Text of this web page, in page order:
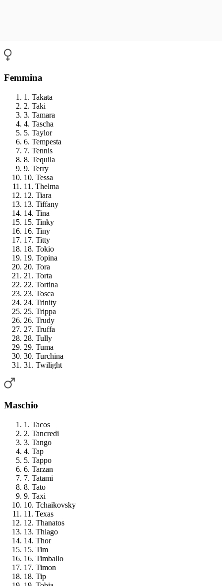
Femmina
1. Takata
2. Taki
3. Tamara
4. Tascha
5. Taylor
6. Tempesta
7. Tennis
8. Tequila
9. Terry
10. Tessa
11. Thelma
12. Tiara
13. Tiffany
14. Tina
15. Tinky
16. Tiny
17. Titty
18. Tokio
19. Topina
20. Tora
21. Torta
22. Tortina
23. Tosca
24. Trinity
25. Trippa
26. Trudy
27. Truffa
28. Tully
29. Tuma
30. Turchina
31. Twilight
Maschio
1. Tacos
2. Tancredi
3. Tango
4. Tap
5. Tappo
6. Tarzan
7. Tatami
8. Tato
9. Taxi
10. Tchaikovsky
11. Texas
12. Thanatos
13. Thiago
14. Thor
15. Tim
16. Timballo
17. Timon
18. Tip